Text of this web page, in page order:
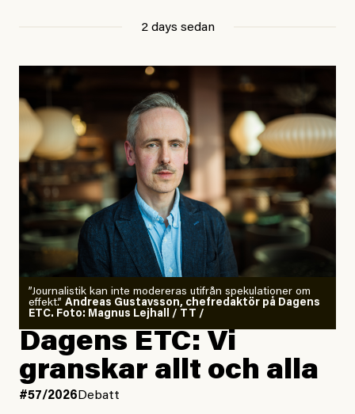
2 days sedan
”Journalistik kan inte modereras utifrån spekulationer om
effekt.” Andreas Gustavsson, chefredaktör på Dagens
ETC. Foto: Magnus Lejhall / TT /
Dagens ETC: Vi
granskar allt och alla
#57/2026 Debatt